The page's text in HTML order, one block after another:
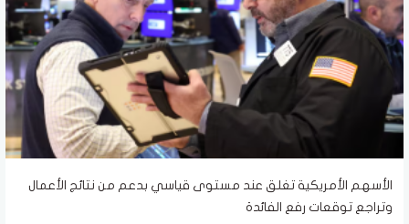
الأسهم الأمريكية تغلق عند مستوى قياسي بدعم من نتائج الأعمال
وتراجع توقعات رفع الفائدة